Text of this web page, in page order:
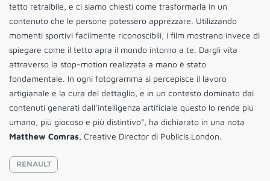
tetto retraibile, e ci siamo chiesti come trasformarla in un
contenuto che le persone potessero apprezzare. Utilizzando
momenti sportivi facilmente riconoscibili, i film mostrano invece di
spiegare come il tetto apra il mondo intorno a te. Dargli vita
attraverso la stop-motion realizzata a mano è stato
fondamentale. In ogni fotogramma si percepisce il lavoro
artigianale e la cura del dettaglio, e in un contesto dominato dai
contenuti generati dall’intelligenza artificiale questo lo rende più
umano, più giocoso e più distintivo”, ha dichiarato in una nota
Matthew Comras, Creative Director di Publicis London.
RENAULT